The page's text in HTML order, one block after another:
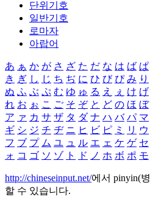
단위기호
일반기호
로마자
아랍어
あ ぁ か が さ ざ た だ な は ば ぱ
き ぎ し じ ち ぢ に ひ び ぴ み り
ぬ ふ ぶ ぷ む ゆ ゅ る え ぇ け げ
れ お ぉ こ ご そ ぞ と ど の ほ ぼ
ア ァ カ サ ザ タ ダ ナ ハ バ パ マ
ギ シ ジ チ ヂ ニ ヒ ビ ピ ミ リ ウ
フ ブ プ ム ユ ュ ル エ ェ ケ ゲ セ
ォ コ ゴ ソ ゾ ト ド ノ ホ ボ ポ モ
http://chineseinput.net/에서 pinyin(
할 수 있습니다.